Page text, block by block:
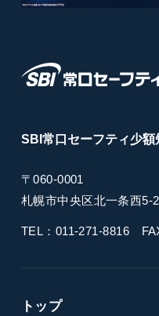
SBI常口セーフティ少額
〒060-0001
札幌市中央区北一条西
TEL：011-271-8816
トップ